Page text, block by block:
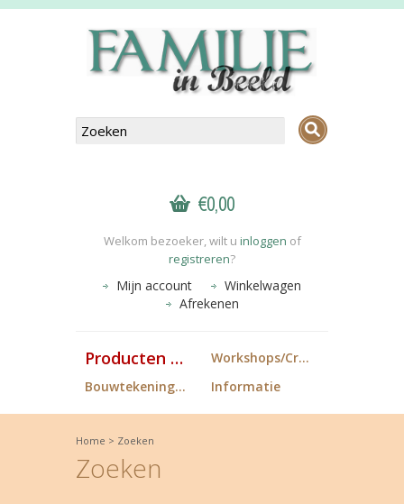
€0,00
Welkom bezoeker, wilt u inloggen of
registreren?
Mijn account
Winkelwagen
Afrekenen
Producten FiB
Workshops/Cropdagen
Bouwtekeningen
Informatie
Home > Zoeken
Zoeken